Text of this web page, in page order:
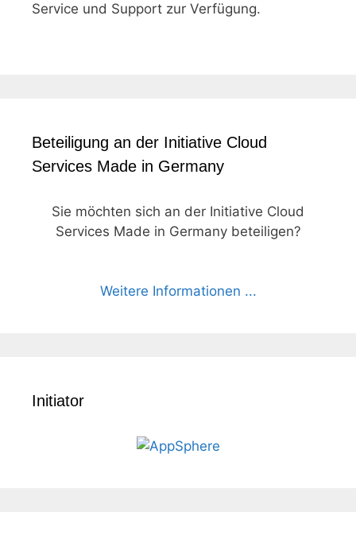
Service und Support zur Verfügung.
Beteiligung an der Initiative Cloud
Services Made in Germany
Sie möchten sich an der Initiative Cloud
Services Made in Germany beteiligen?
Weitere Informationen ...
Initiator